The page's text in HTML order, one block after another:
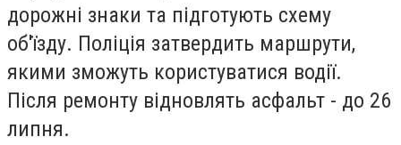
дорожні знаки та підготують схему
об'їзду. Поліція затвердить маршрути,
якими зможуть користуватися водії.
Після ремонту відновлять асфальт - до 26
липня.